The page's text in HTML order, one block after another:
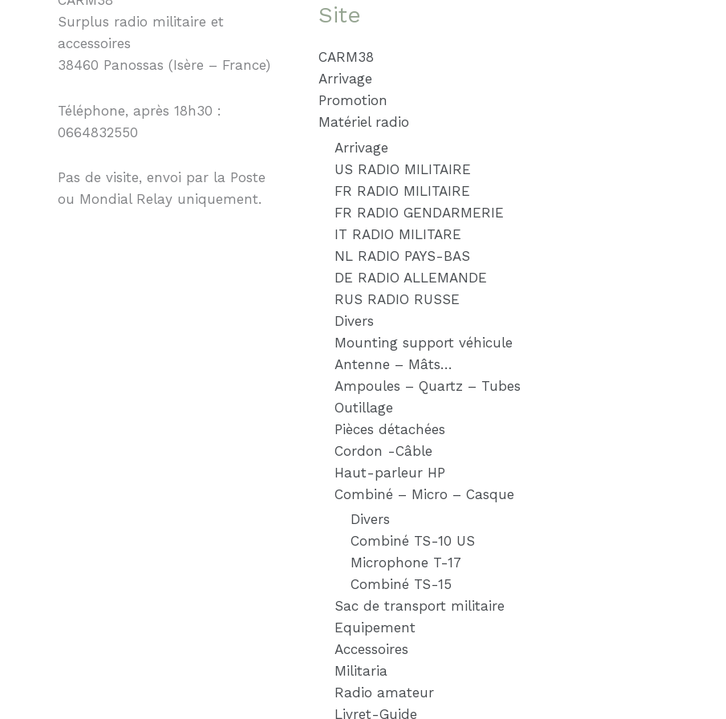
Surplus radio militaire et
accessoires
38460 Panossas (Isère – France)
Téléphone, après 18h30 :
0664832550
Pas de visite, envoi par la Poste
ou Mondial Relay uniquement.
Site
CARM38
Arrivage
Promotion
Matériel radio
Arrivage
US RADIO MILITAIRE
FR RADIO MILITAIRE
FR RADIO GENDARMERIE
IT RADIO MILITARE
NL RADIO PAYS-BAS
DE RADIO ALLEMANDE
RUS RADIO RUSSE
Divers
Mounting support véhicule
Antenne – Mâts…
Ampoules – Quartz – Tubes
Outillage
Pièces détachées
Cordon -Câble
Haut-parleur HP
Combiné – Micro – Casque
Divers
Combiné TS-10 US
Microphone T-17
Combiné TS-15
Sac de transport militaire
Equipement
Accessoires
Militaria
Radio amateur
Livret-Guide